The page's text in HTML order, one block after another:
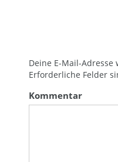
Deine E-Mail-
Erforderliche Felder
Kommentar